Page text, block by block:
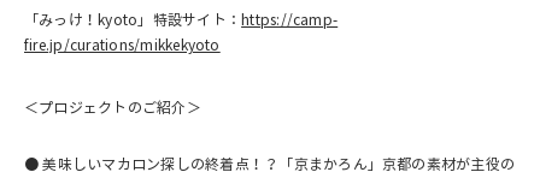
「みっけ！kyoto」特設サイト： https://camp-
fire.jp/curations/mikkekyoto
＜プロジェクトのご紹介＞
● 美味しいマカロン探しの終着点！？「京まかろん」京都の素材が主役の